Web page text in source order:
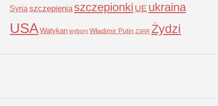
Syria szczepienia szczepionki UE ukraina
USAWatykan wybory Władimir Putin ZSRR Żydzi